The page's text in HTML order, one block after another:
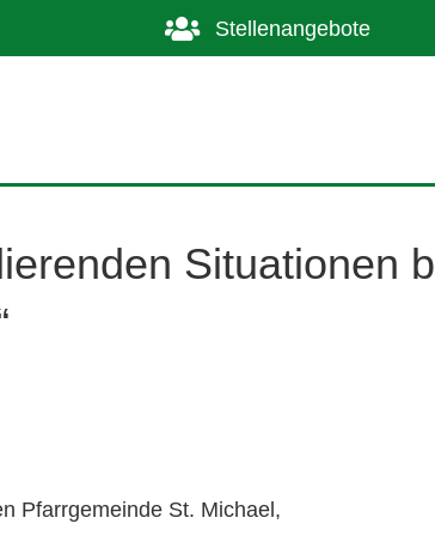
Stellenangebote
Situationen
Pfarrgemeinde St. Michael,